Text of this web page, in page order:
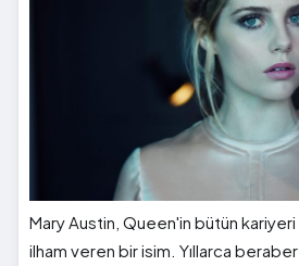
Mary Austin, Queen'in bütün
ilham veren bir isim. Yıllarca